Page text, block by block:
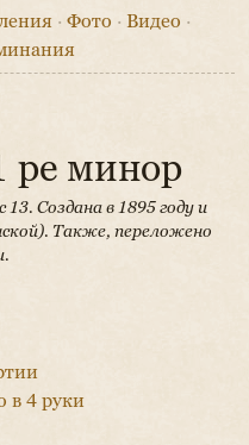
· Фото · Видео ·
минор
13. Создана в 1895 году и
Также, переложено
в 4 руки